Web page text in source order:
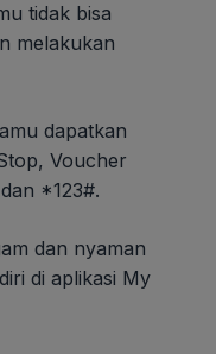
tidak bisa
melakukan
dapatkan
Voucher
*123#.
dan nyaman
di aplikasi My